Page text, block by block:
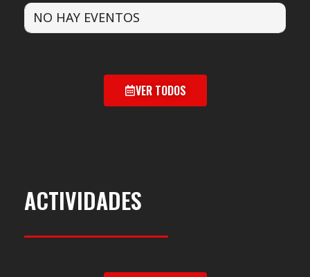
NO HAY EVENTOS
VER TODOS
ACTIVIDADES